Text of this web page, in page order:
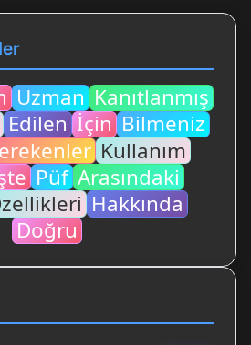
Uzman Kanıtlanmış
Edilen İçin Bilmeniz
Kullanım
Püf Arasındaki
Hakkında
Doğru